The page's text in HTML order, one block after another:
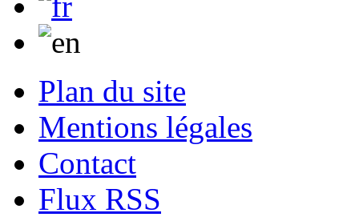
Plan du site
Mentions légales
Contact
Flux RSS